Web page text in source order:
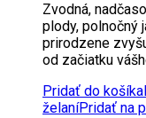
Zvodná,
plody, polnočný
prirodzene
od začiatku
Pridať do košíka
želaníPridať na